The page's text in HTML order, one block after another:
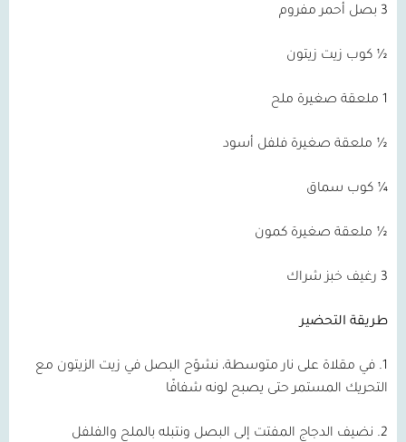
3 بصل أحمر مفروم
½ كوب زيت زيتون
1 ملعقة صغيرة ملح
½ ملعقة صغيرة فلفل أسود
¼ كوب سماق
½ ملعقة صغيرة كمون
3 رغيف خبز شراك
طريقة التحضير
1. في مقلاة على نار متوسطة، نشوّح البصل في زيت الزيتون مع
التحريك المستمر حتى يصبح لونه شفافًا
2. نضيف الدجاج المفتت إلى البصل ونتبله بالملح والفلفل